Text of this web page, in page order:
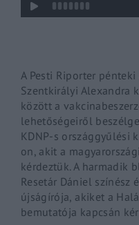
A Pesti Riporter
Szentkirályi Alexandra
között a
lehetőségeiről
KDNP-s országgyűlési
on, akit a
kérdeztük. A harmadik
Resetár Dániel színész
újságírója, akiket a
bemutatója kapcsán
By signing in, you